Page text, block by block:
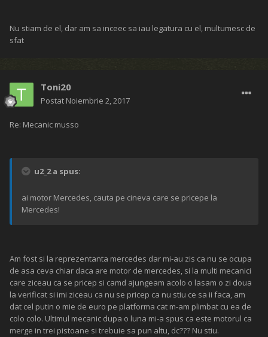
Nu stiam de el, dar am sa inceec sa iau legatura cu el, multumesc de
sfat
Toni20
Postat Noiembrie 2, 2017
Re: Mecanic musso
u2_2 a spus:
ai motor Mercedes, cauta pe cineva care se pricepe la
Mercedes!
Am fost si la reprezentanta mercedes dar mi-au zis ca nu se ocupa
de asa ceva chiar daca are motor de mercedes, si la multi mecanici
care ziceau ca se pricep si camd ajungeam acolo o lasam o zi doua
la verificat si imi ziceau ca nu se pricep ca nu stiu ce sa ii faca, am
dat cel putin o mie de euro pe platforma cat m-am plimbat cu ea de
colo colo. Ultimul mecanic dupa o luna mi-a spus ca este motorul ca
merge in trei pistoane si trebuie sa pun altu, dc??? Nu stiu.